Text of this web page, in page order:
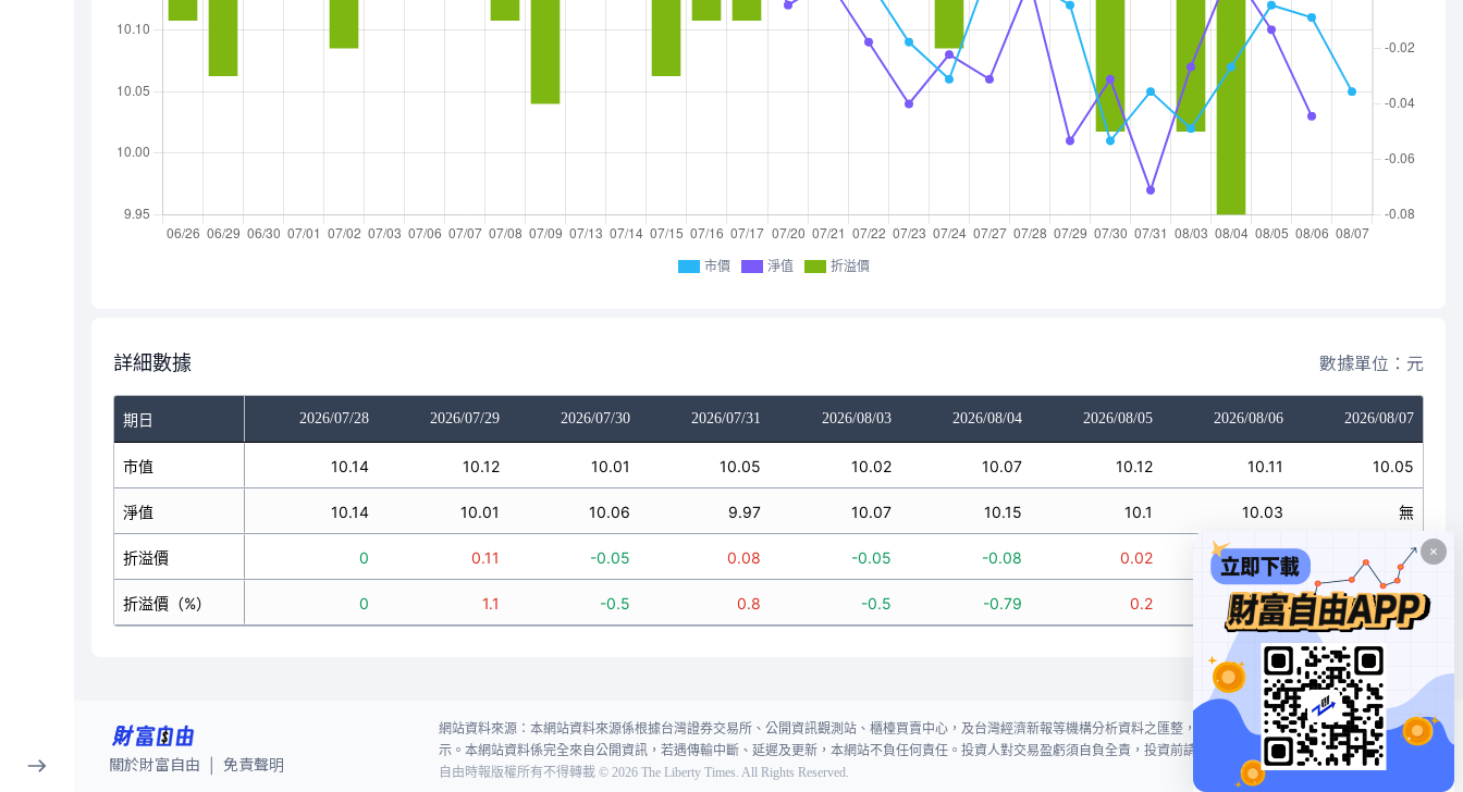
市價 淨值 折溢價
詳細數據 數據單位：元
期日 2026/07/28 2026/07/29 2026/07/30 2026/07/31 2026/08/03 2026/08/04 2026/08/05 2026/08/06 2026/08/07
市值
淨值
折溢價
折溢價（%）
10.14 10.12 10.01 10.05 10.02 10.07 10.12 10.11 10.05
10.14 10.01 10.06 9.97 10.07 10.15 10.1 10.03 無
0 0.11 -0.05 0.08 -0.05 -0.08 0.02 0.08 無
0 1.1 -0.5 0.8 -0.5 -0.79 0.2 0.8 無
關於財富自由 免責聲明
網站資料來源：本網站資料來源係根據台灣證券交易所、公開資訊觀測站、櫃檯買賣中心，及台灣經濟新報等機構分析資料之匯整，本網站對投資人買賣不作任何建議或暗
示。本網站資料係完全來自公開資訊，若遇傳輸中斷、延遲及更新，本網站不負任何責任。投資人對交易盈虧須自負全責，投資前請謹慎評估風險。
自由時報版權所有不得轉載 © 2026 The Liberty Times. All Rights Reserved.